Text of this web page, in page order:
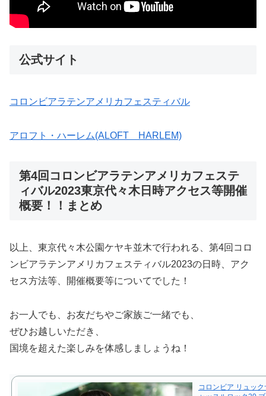
公式サイト
コロンビアラテンアメリカフェスティバル
アロフト・ハーレム(ALOFT HARLEM)
第4回コロンビアラテンアメリカフェステ
ィバル2023東京代々木日時アクセス等開催
概要！！まとめ
以上、東京代々木公園ケヤキ並木で行われる、第4回コロ
ンビアラテンアメリカフェスティバル2023の日時、アク
セス方法等、開催概要等についてでした！
お一人でも、お友だちやご家族ご一緒でも、
ぜひお越しいただき、
国境を超えた楽しみを体感しましょうね！
コロンビア リュッ